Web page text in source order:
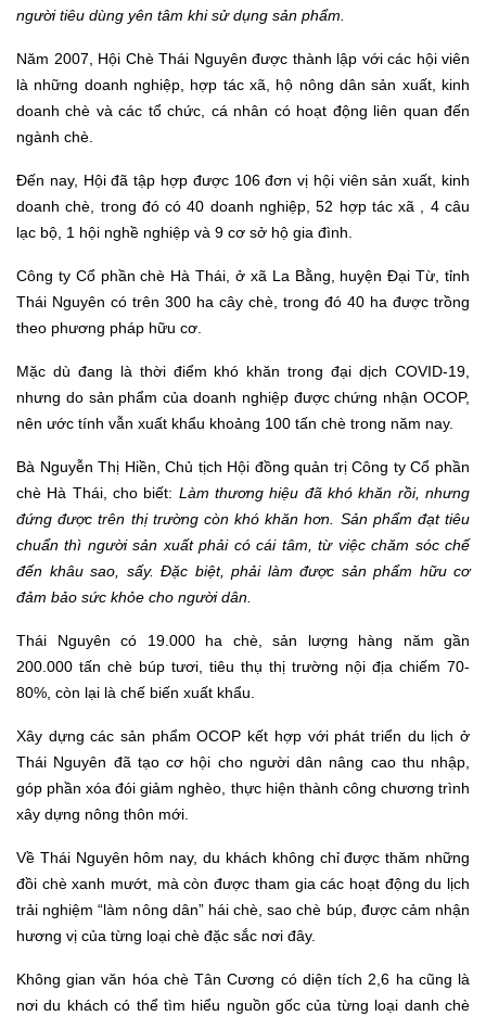
người tiêu dùng yên tâm khi sử dụng sản phẩm.
Năm 2007, Hội Chè Thái Nguyên được thành lập với các hội viên
là những doanh nghiệp, hợp tác xã, hộ nông dân sản xuất, kinh
doanh chè và các tổ chức, cá nhân có hoạt động liên quan đến
ngành chè.
Đến nay, Hội đã tập hợp được 106 đơn vị hội viên sản xuất, kinh
doanh chè, trong đó có 40 doanh nghiệp, 52 hợp tác xã , 4 câu
lạc bộ, 1 hội nghề nghiệp và 9 cơ sở hộ gia đình.
Công ty Cổ phần chè Hà Thái, ở xã La Bằng, huyện Đại Từ, tỉnh
Thái Nguyên có trên 300 ha cây chè, trong đó 40 ha được trồng
theo phương pháp hữu cơ.
Mặc dù đang là thời điểm khó khăn trong đại dịch COVID-19,
nhưng do sản phẩm của doanh nghiệp được chứng nhận OCOP,
nên ước tính vẫn xuất khẩu khoảng 100 tấn chè trong năm nay.
Bà Nguyễn Thị Hiền, Chủ tịch Hội đồng quản trị Công ty Cổ phần
chè Hà Thái, cho biết: Làm thương hiệu đã khó khăn rồi, nhưng
đứng được trên thị trường cònkhó khăn hơn. Sản phẩm đạt tiêu
chuẩn thì người sản xuất phải có cái tâm,từ việcchăm sócchế
đến khâu sao, sấy. Đặc biệt, phải làm được sản phẩm hữu cơ
đảm bảo sức khỏe cho người dân.
Thái Nguyên có 19.000 ha chè, sản lượng hàng năm gần
200.000 tấn chè búp tươi, tiêu thụ thị trường nội địa chiếm 70-
80%, còn lại là chế biến xuất khẩu.
Xây dựng các sản phẩm OCOP kết hợp với phát triển du lịch ở
Thái Nguyên đã tạo cơ hội cho người dân nâng cao thu nhập,
góp phần xóa đói giảm nghèo, thực hiện thành công chương trình
xây dựng nông thôn mới.
Về Thái Nguyên hôm nay, du khách không chỉ được thăm những
đồi chè xanh mướt, mà còn được tham gia các hoạt động du lịch
trải nghiệm “làm nông dân” hái chè, sao chè búp, được cảm nhận
hương vị của từng loại chè đặc sắc nơi đây.
Không gian văn hóa chè Tân Cương có diện tích 2,6 ha cũng là
nơi du khách có thể tìm hiểu nguồn gốc của từng loại danh chè